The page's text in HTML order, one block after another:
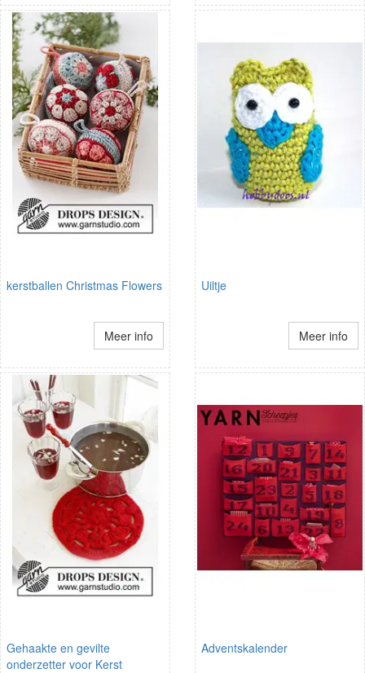
kerstballen Christmas Flowers
Meer info
Uiltje
Meer info
Gehaakte en gevilte
onderzetter voor Kerst
Adventskalender